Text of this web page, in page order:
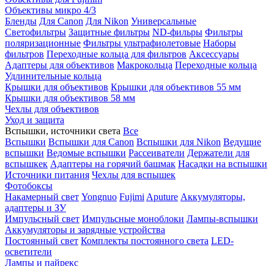
Объективы микро 4/3
Бленды Для Canon Для Nikon Универсальные
Светофильтры Защитные фильтры ND-фильры Фильтры
поляризационные Фильтры ультрафиолетовые Наборы
фильтров Переходные кольца для фильтров Аксессуары
Адаптеры для объективов Макрокольца Переходные кольца
Удлинительные кольца
Крышки для объективов Крышки для объективов 55 мм
Крышки для объективов 58 мм
Чехлы для объективов
Уход и защита
Вспышки, источники света Все
Вспышки Вспышки для Canon Вспышки для Nikon Ведущие
вспышки Ведомые вспышки Рассеиватели Держатели для
вспышкек Адаптеры на горячий башмак Насадки на вспышки
Источники питания Чехлы для вспышек
Фотобоксы
Накамерный свет Yongnuo Fujimi Aputure Аккумуляторы,
адаптеры и ЗУ
Импульсный свет Импульсные моноблоки Лампы-вспышки
Аккумуляторы и зарядные устройства
Постоянный свет Комплекты постоянного света LED-
осветители
Лампы и пайрекс